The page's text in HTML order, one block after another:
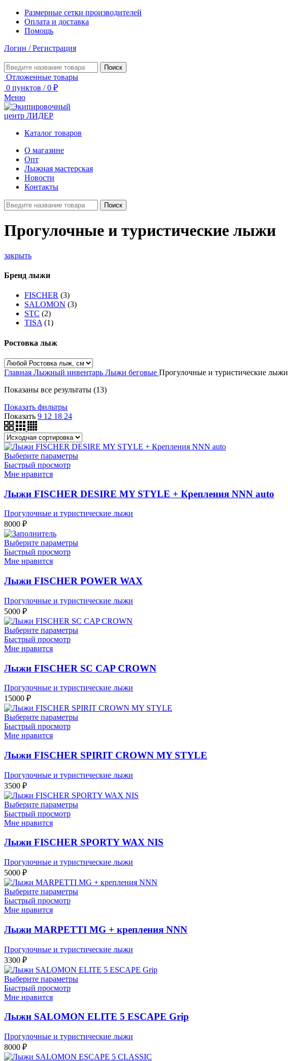
Размерные сетки производителей
Оплата и доставка
Помощь
Логин / Регистрация
Поиск
Отложенные товары
0 пунктов / 0 ₽
Меню
Каталог товаров
О магазине
Опт
Лыжная мастерская
Новости
Контакты
Поиск
Прогулочные и туристические лыжи
закрыть
Бренд лыжи
FISCHER (3)
SALOMON (3)
STC (2)
TISA (1)
Ростовка лыж
Главная Лыжный инвентарь Лыжи беговые Прогулочные и туристические лыжи
Показаны все результаты (13)
Показать фильтры
Показать 9 12 18 24
Выберите параметры
Быстрый просмотр
Мне нравится
Лыжи FISCHER DESIRE MY STYLE + Крепления NNN auto
Прогулочные и туристические лыжи
8000 ₽
Выберите параметры
Быстрый просмотр
Мне нравится
Лыжи FISCHER POWER WAX
Прогулочные и туристические лыжи
5000 ₽
Выберите параметры
Быстрый просмотр
Мне нравится
Лыжи FISCHER SC CAP CROWN
Прогулочные и туристические лыжи
15000 ₽
Выберите параметры
Быстрый просмотр
Мне нравится
Лыжи FISCHER SPIRIT CROWN MY STYLE
Прогулочные и туристические лыжи
3500 ₽
Выберите параметры
Быстрый просмотр
Мне нравится
Лыжи FISCHER SPORTY WAX NIS
Прогулочные и туристические лыжи
5000 ₽
Выберите параметры
Быстрый просмотр
Мне нравится
Лыжи MARPETTI MG + крепления NNN
Прогулочные и туристические лыжи
3300 ₽
Выберите параметры
Быстрый просмотр
Мне нравится
Лыжи SALOMON ELITE 5 ESCAPE Grip
Прогулочные и туристические лыжи
8000 ₽